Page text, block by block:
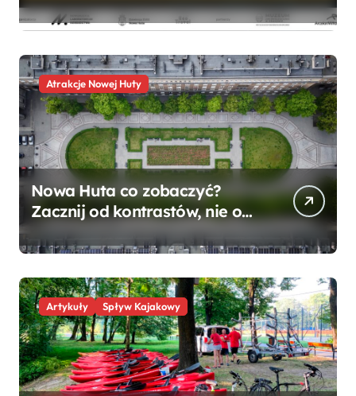
Atrakcje Nowej Huty
Nowa Huta co zobaczyć?
Zacznij od kontrastów, nie od
Artykuły Spływ Kajakowy